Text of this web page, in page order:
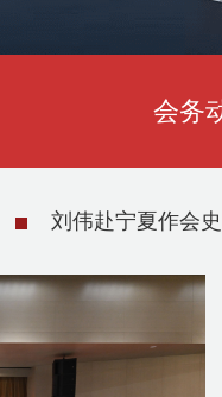
会务
刘伟赴宁夏作会